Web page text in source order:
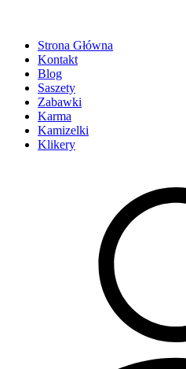
Strona Główna
Kontakt
Blog
Saszety
Zabawki
Karma
Kamizelki
Klikery